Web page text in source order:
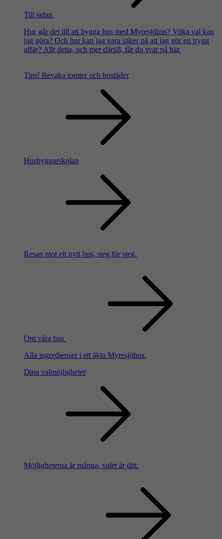
Till sidan
Hur går det till att bygga hus med Myresjöhus? Vilka val kan
jag göra? Och hur kan jag vara säker på att jag gör en trygg
affär? Allt detta, och mer därtill, får du svar på här.
Tips! Bevaka tomter och bostäder
Husbyggarskolan
Resan mot ett nytt hus, steg för steg.
Om våra hus
Alla ingredienser i ett äkta Myresjöhus.
Dina valmöjligheter
Möjligheterna är många, valet är ditt.